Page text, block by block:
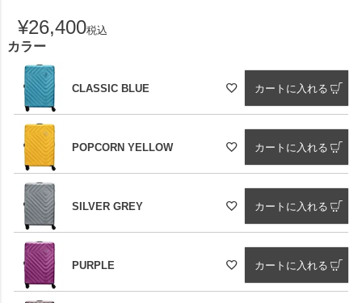
¥26,400税込
カラー
CLASSIC BLUE カートに入れる
POPCORN YELLOW カートに入れる
SILVER GREY カートに入れる
PURPLE カートに入れる